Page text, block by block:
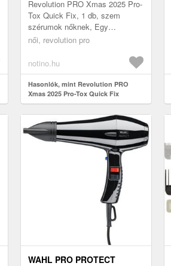
AJÁNDÉKSZETT AZ ARCRA
Revolution PRO Xmas 2025 Pro-
Tox Quick Fix, 1 db, szem
szérumok nőknek, Egy
csomagban minden, ami a
Revolution PRO X...
női, revolution pro
notino.hu
Hasonlók, mint Revolution PRO
Xmas 2025 Pro-Tox Quick Fix
karácsonyi ajándékszett az arcra
WAHL PRO PROTECT